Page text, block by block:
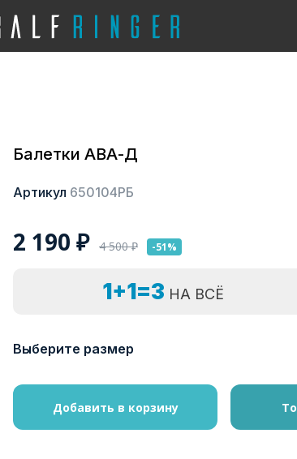
Балетки АВА-Д
Артикул 650104РБ
2 190 ₽ 4 500₽ -51%
1+1=3 НА ВСЁ
Выберите размер
Добавить в корзину